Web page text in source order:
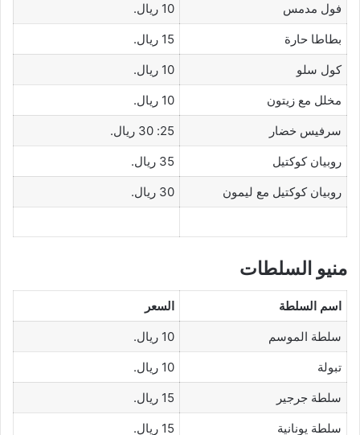
فول مدمس
10 ريال.
بطاطا حارة
15 ريال.
كول سلو
10 ريال.
مخلل مع زيتون
10 ريال.
سرفيس خضار
25: 30 ريال.
روبيان كوكتيل
35 ريال.
روبيان كوكتيل مع ليمون
30 ريال.
منيو السلطات
اسم السلطة
السعر
سلطة الموسم
10 ريال.
تبولة
10 ريال.
سلطة جرجير
15 ريال.
سلطة يونانية
15 ريال.